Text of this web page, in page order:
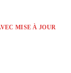
MISE À JOUR